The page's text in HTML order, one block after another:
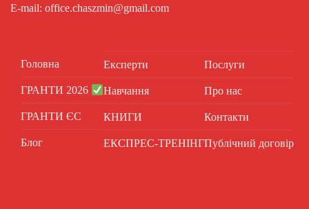
E-mail: office.chaszmin@gmail.com
Головна
ГРАНТИ 2026
ГРАНТИ ЄС
Блог
Експерти
Навчання
КНИГИ
ЕКСПРЕС-ТРЕНІНГ
Послуги
Про нас
Контакти
Публічний договір